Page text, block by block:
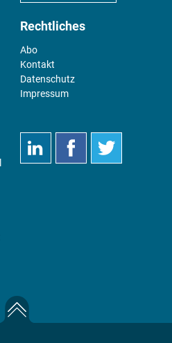
Rechtliches
Abo
Kontakt
Datenschutz
Impressum